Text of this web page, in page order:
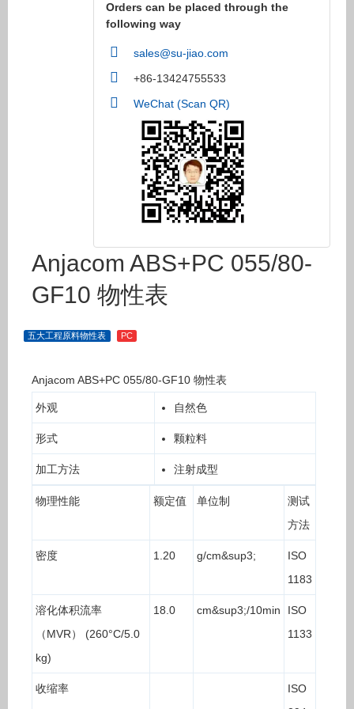
Orders can be placed through the
following way
sales@su-jiao.com
+86-13424755533
WeChat (Scan QR)
Anjacom ABS+PC 055/80-
GF10 物性表
五大工程原料物性表 PC
Anjacom ABS+PC 055/80-GF10 物性表
外观 自然色
形式 颗粒料
加工方法 注射成型
物理性能 额定值 单位制
测试
方法
密度 1.20 g/cm&sup3;
ISO
1183
溶化体积流率
（MVR） (260°C/5.0
kg)
18.0 cm&sup3;/10min
ISO
1133
收缩率
ISO